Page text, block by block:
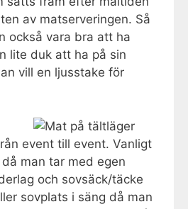
av matserveringen. Så
också vara bra att ha
lite duk att ha på sin
vill en ljusstake för
event till event. Vanligt
man tar med egen
och sovsäck/täcke
sovplats i säng då man